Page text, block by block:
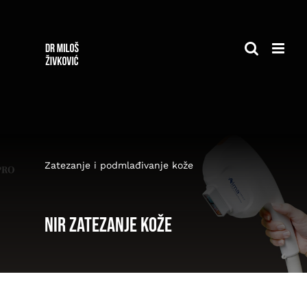
content
Zatezanje i podmlađivanje kože
NIR zatezanje kože